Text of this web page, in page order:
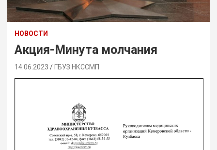
НОВОСТИ
Акция-Минута молчания
14.06.2023 ГБУЗ НКССМП